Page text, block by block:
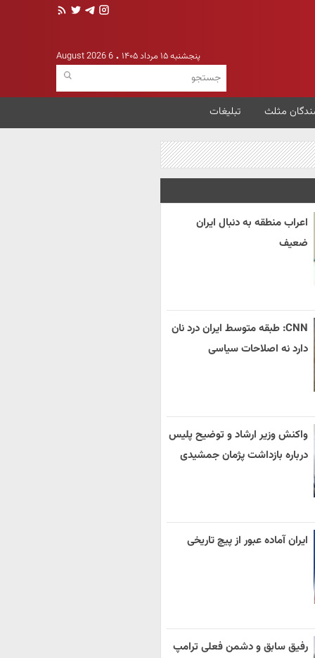
پنجشنبه ۱۵ مرداد ۱۴۰۵ 6 August 2026
مثلث تبلیغات
اعراب منطقه به دنبال ایران
ضعیف
CNN: طبقه متوسط ایران درد نان
دارد نه اصلاحات سیاسی
واکنش وزیر ارشاد و توضیح پلیس
درباره بازداشت پژمان جمشیدی
ایران آماده عبور از پیچ تاریخی
رفیق سابق و دشمن فعلی ترامپ